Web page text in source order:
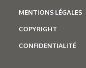
MENTIONS LÉGALES
COPYRIGHT
CONFIDENTIALITÉ